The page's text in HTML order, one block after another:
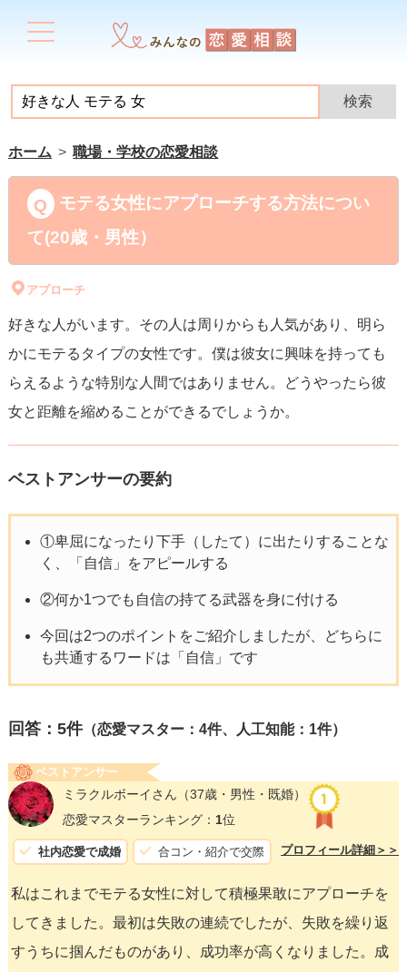
ホーム 職場・学校の恋愛相談
モテる女性にアプローチする方法につい
て(20歳・男性）
アプローチ
好きな人がいます。その人は周りからも人気があり、明ら
かにモテるタイプの女性です。僕は彼女に興味を持っても
らえるような特別な人間ではありません。どうやったら彼
女と距離を縮めることができるでしょうか。
ベストアンサーの要約
①卑屈になったり下手（したて）に出たりすることな
く、「自信」をアピールする
②何か1つでも自信の持てる武器を身に付ける
今回は2つのポイントをご紹介しましたが、どちらに
も共通するワードは「自信」です
回答： 5件（恋愛マスター：4件、人工知能：1件）
ベストアンサー
ミラクルボーイさん （37歳・男性・既婚）
恋愛マスターランキング： 1位
社内恋愛で成婚 合コン・紹介で交際 プロフィール詳細＞＞
私はこれまでモテる女性に対して積極果敢にアプローチを
してきました。最初は失敗の連続でしたが、失敗を繰り返
すうちに掴んだものがあり、成功率が高くなりました。成